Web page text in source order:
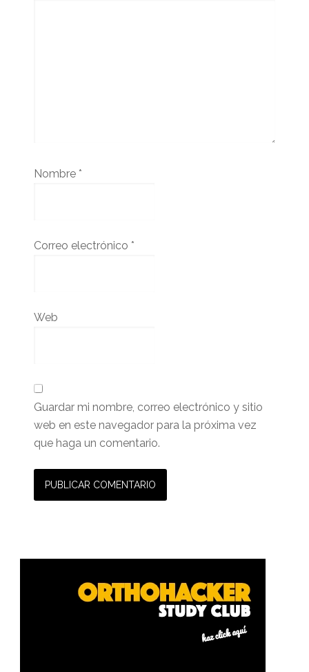
Nombre *
Correo electrónico *
Web
Guardar mi nombre, correo electrónico y sitio
web en este navegador para la próxima vez
que haga un comentario.
Barra
primaria